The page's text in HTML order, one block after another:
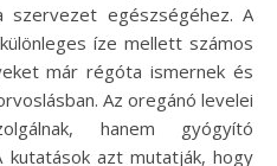
szervezet egészségéhez. A
íze mellett számos
már régóta ismernek és
Az oregánó levelei
hanem gyógyító
kutatások azt mutatják, hogy